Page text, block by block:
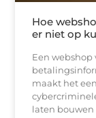
Hoe
er niet op
Een webshop
maakt het
laten bouwen